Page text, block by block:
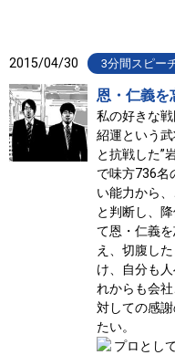
2015/04/30 3分間スピー
恩・仁義を
私の好きな
紹運という
と抗戦した”
で味方736名
い能力から
と判断し、
て恩・仁義
え、切腹し
け、自分も
れからも会
対しての感
たい。
プロとし